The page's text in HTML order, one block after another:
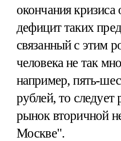
окончания кризиса
дефицит таких
связанный с этим
человека не так
например, пять-
рублей, то следует
рынок вторичной
Москве".